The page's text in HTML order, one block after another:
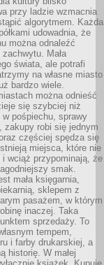
przy ladzie wzmacnia
algorytmem. Każda
udowadnia, że
można odnaleźć
Mała
świata, ale potrafi
na własne miasto
bardzo wiele.
można odnieść
się szybciej niż
pośpiechu, sprawy
zakupy robi się jednym
częściej spędza się
miejsca, które nie
wciąż przypominają, że
smak.
mała księgarnia,
sklepem z
pasażem, w którym
inaczej. Taka
sprzedaży. To
tempem,
i farby drukarskiej, a
historię. W małej